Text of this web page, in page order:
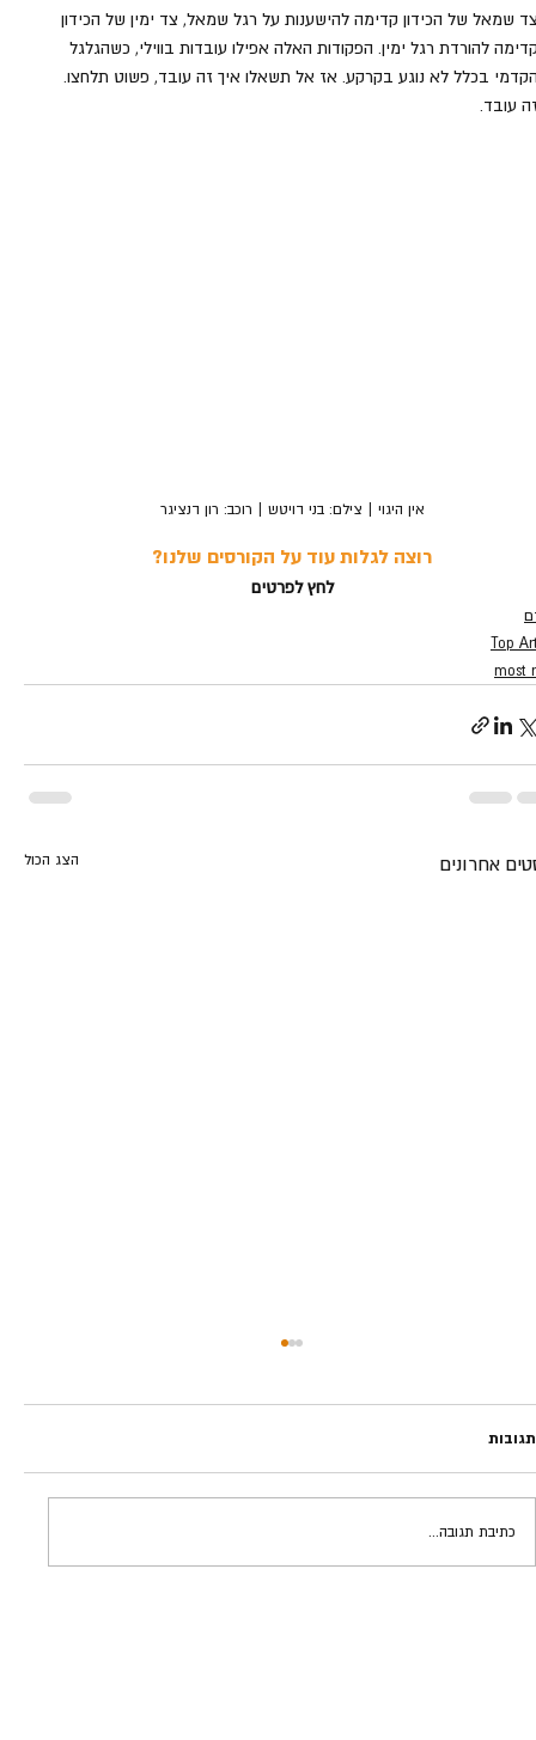
שמאל של הכידון קדימה להישענות על רגל שמאל, צד ימין של הכידון
להורדת רגל ימין. הפקודות האלה אפילו עובדות בווילי, כשהגלגל
בכלל לא נוגע בקרקע. אז אל תשאלו איך זה עובד, פשוט תלחצו.
עובד.
אין היגוי | צילם: בני דויטש | רוכב: רון דנציגר
רוצה לגלות עוד על הקורסים שלנו?
לחץ לפרטים
Top
most
אחרונים הצג הכול
אינסטינקטים מסוכנים | גידי פרדר
תגובות
כתיבת תגובה...